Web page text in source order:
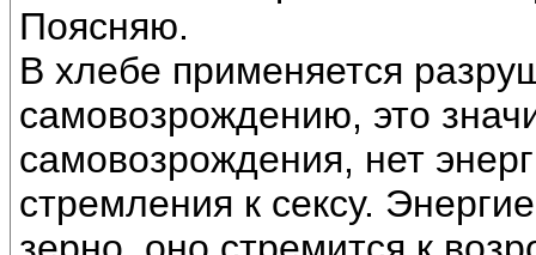
Поясняю.
В хлебе применяется
самовозрождению, это
самовозрождения, нет
стремления к сексу.